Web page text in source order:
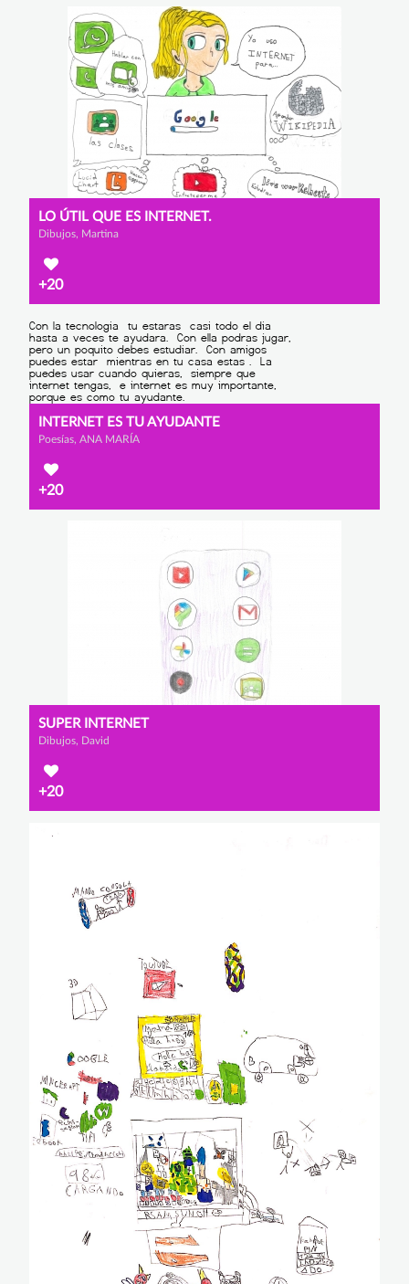
LO ÚTIL QUE ES INTERNET.
Dibujos, Martina
+20
INTERNET ES TU AYUDANTE
Poesías, ANA MARÍA
+20
SUPER INTERNET
Dibujos, David
+20